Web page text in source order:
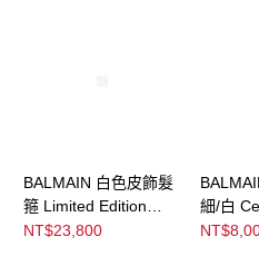
權轉讓予恩沛科技股份有限公司。
２．關於個人資料處理事宜，請瀏覽以
https://aftee.tw/terms/#terms3
３．未成年的使用者請事先徵得法定
BALMAIN 白色皮飾髮
箍 Limited Edition
White Leather Puffed
NT$23,800
細/白
Acetate